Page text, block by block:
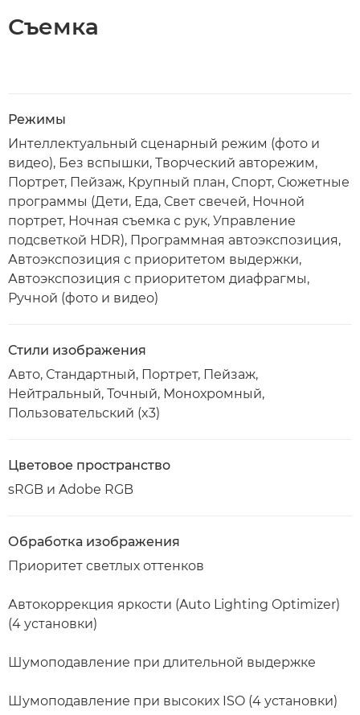
Съемка
Режимы
Интеллектуальный сценарный режим (фото и
видео), Без вспышки, Творческий авторежим,
Портрет, Пейзаж, Крупный план, Спорт, Сюжетные
программы (Дети, Еда, Свет свечей, Ночной
портрет, Ночная съемка с рук, Управление
подсветкой HDR), Программная автоэкспозиция,
Автоэкспозиция с приоритетом выдержки,
Автоэкспозиция с приоритетом диафрагмы,
Ручной (фото и видео)
Стили изображения
Авто, Стандартный, Портрет, Пейзаж,
Нейтральный, Точный, Монохромный,
Пользовательский (x3)
Цветовое пространство
sRGB и Adobe RGB
Обработка изображения
Приоритет светлых оттенков
Автокоррекция яркости (Auto Lighting Optimizer)
(4 установки)
Шумоподавление при длительной выдержке
Шумоподавление при высоких ISO (4 установки)